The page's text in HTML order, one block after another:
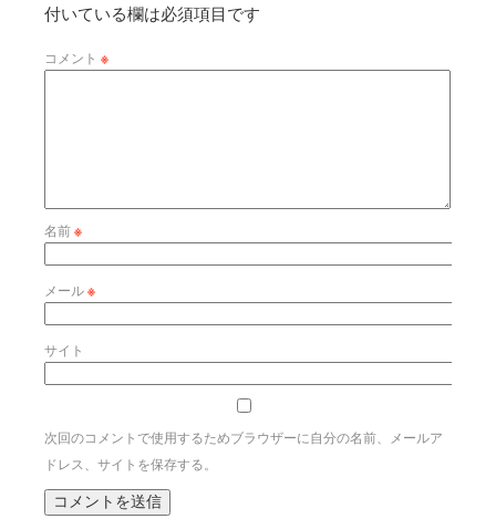
付いている欄は必須項目です
コメント ※
名前※
メール※
サイト
次回のコメントで使用するためブラウザーに自分の名前、メールア
ドレス、サイトを保存する。